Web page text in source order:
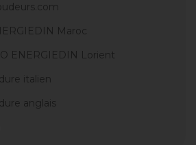
Maroc
ENERGIEDIN Lorient
italien
anglais